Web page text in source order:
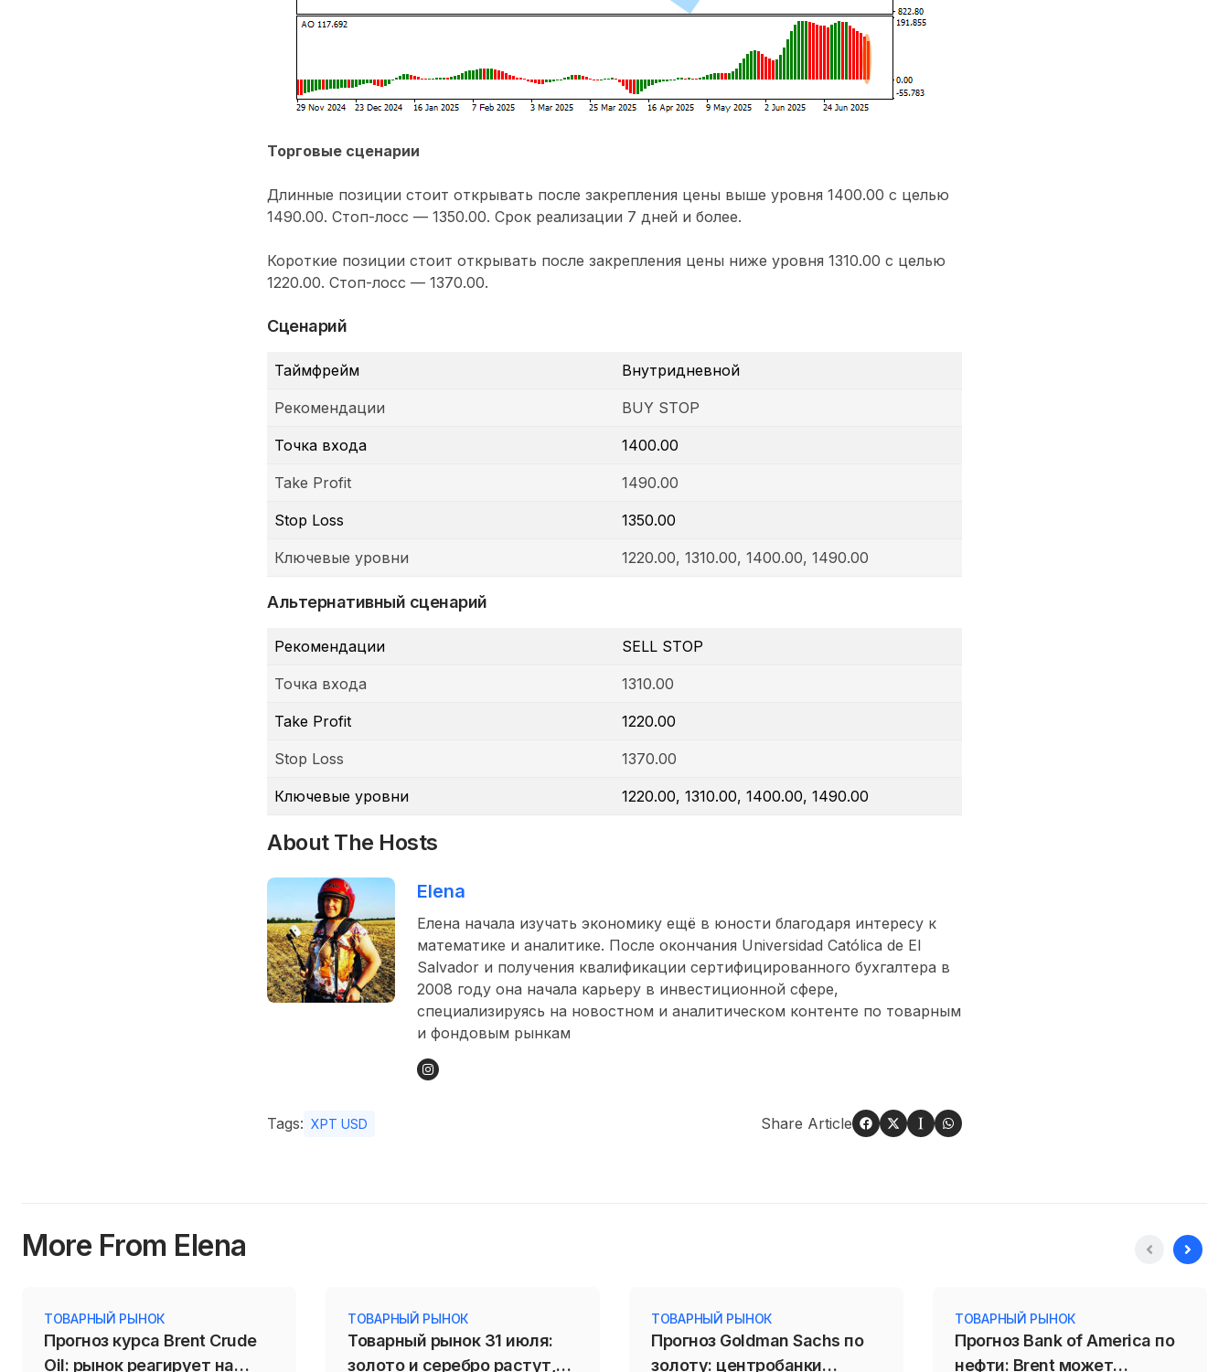
Торговые сценарии
Длинные позиции стоит открывать после закрепления цены выше уровня 1400.00 с целью
1490.00. Стоп-лосс — 1350.00. Срок реализации 7 дней и более.
Короткие позиции стоит открывать после закрепления цены ниже уровня 1310.00 с целью
1220.00. Стоп-лосс — 1370.00.
Сценарий
Таймфрейм Внутридневной
Рекомендации BUY STOP
Точка входа 1400.00
Take Profit 1490.00
Stop Loss 1350.00
Ключевые уровни 1220.00, 1310.00, 1400.00, 1490.00
Альтернативный сценарий
Рекомендации SELL STOP
Точка входа 1310.00
Take Profit 1220.00
Stop Loss 1370.00
Ключевые уровни 1220.00, 1310.00, 1400.00, 1490.00
About The Hosts
Elena
Елена начала изучать экономику ещё в юности благодаря интересу к
математике и аналитике. После окончания Universidad Católica de El
Salvador и получения квалификации сертифицированного бухгалтера в
2008 году она начала карьеру в инвестиционной сфере,
специализируясь на новостном и аналитическом контенте по товарным
и фондовым рынкам
Tags: XPT USD Share Article
More From Elena
ТОВАРНЫЙ РЫНОК
Прогноз курса Brent Crude
Oil: рынок реагирует на
ТОВАРНЫЙ РЫНОК
Товарный рынок 31 июля:
золото и серебро растут,
ТОВАРНЫЙ РЫНОК
Прогноз Goldman Sachs по
золоту: центробанки
ТОВАРНЫЙ РЫНОК
Прогноз Bank of America по
нефти: Brent может